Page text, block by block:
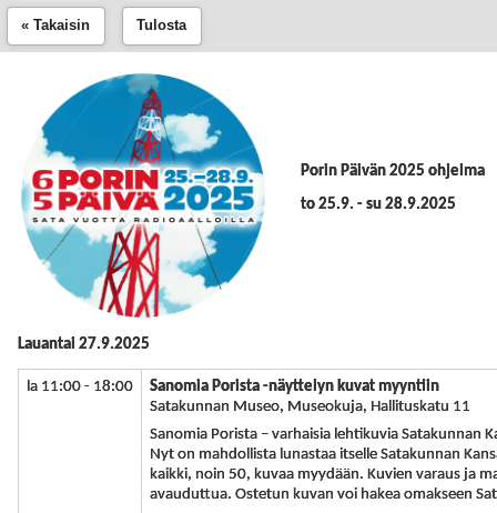
« Takaisin Tulosta
Porin Päivän 2025 ohjelma
to 25.9. - su 28.9.2025
Lauantai 27.9.2025
la 11:00 - 18:00
Sanomia Porista -näyttelyn kuvat myyntiin
Satakunnan Museo, Museokuja, Hallituskatu 11
Sanomia Porista – varhaisia lehtikuvia Satakunnan
Nyt on mahdollista lunastaa itselle Satakunnan
kaikki, noin 50, kuvaa myydään. Kuvien varaus ja
avauduttua. Ostetun kuvan voi hakea omakseen